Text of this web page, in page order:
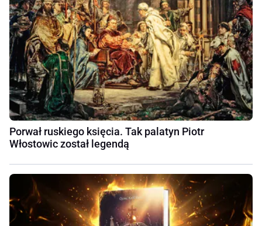
Porwał ruskiego księcia. Tak palatyn Piotr
Włostowic został legendą